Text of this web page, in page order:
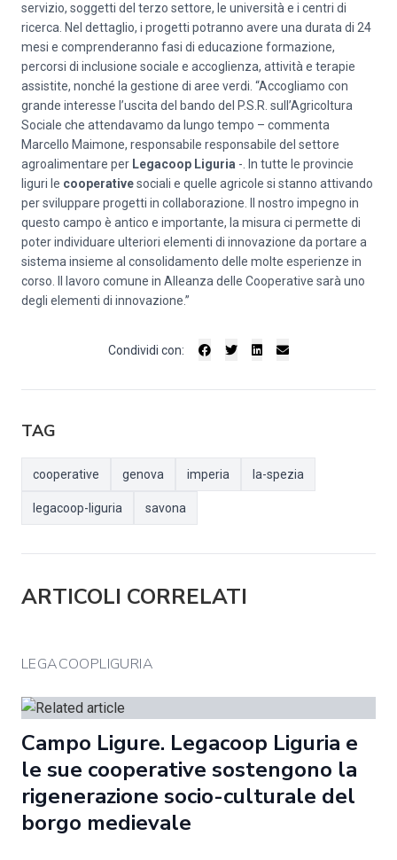
servizio, soggetti del terzo settore, le università e i centri di
ricerca. Nel dettaglio, i progetti potranno avere una durata di 24
mesi e comprenderanno fasi di educazione formazione,
percorsi di inclusione sociale e accoglienza, attività e terapie
assistite, nonché la gestione di aree verdi. “Accogliamo con
grande interesse l’uscita del bando del P.S.R. sull’Agricoltura
Sociale che attendavamo da lungo tempo – commenta
Marcello Maimone, responsabile responsabile del settore
agroalimentare per Legacoop Liguria -. In tutte le provincie
liguri le cooperativesociali e quelle agricole si stanno attivando
per sviluppare progetti in collaborazione. Il nostro impegno in
questo campo è antico e importante, la misura ci permette di
poter individuare ulteriori elementi di innovazione da portare a
sistema insieme al consolidamento delle molte esperienze in
corso. Il lavoro comune in Alleanza delle Cooperative sarà uno
degli elementi di innovazione.”
Condividi con:
TAG
cooperative genova imperia la-spezia
legacoop-liguria savona
ARTICOLI CORRELATI
LEGACOOPLIGURIA
Campo Ligure. Legacoop Liguria e
le sue cooperative sostengono la
rigenerazione socio-culturale del
borgo medievale